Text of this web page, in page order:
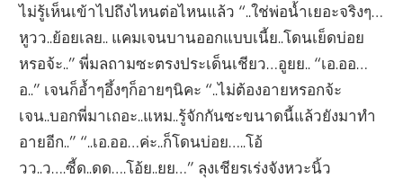
ไม่รู้เห็นเข้าไปถึงไหนต่อไหนแล้ว “..ใช่พ่อน้ำเยอะจริงๆ…
หูวว..ย้อยเลย.. แคมเจนบานออกแบบเนี้ย..โดนเย็ดบ่อย
หรอจ้ะ..” พี่มลถามซะตรงประเด็นเชียว…อูยย.. “เอ.ออ…
อ..” เจนก็อ้ำๆอึ้งๆก็อายๆนิคะ “..ไม่ต้องอายหรอกจ้ะ
เจน..บอกพี่มาเถอะ..แหม..รู้จักกันซะขนาดนี้แล้วยังมาทำ
อายอีก..” “..เอ.ออ…ค่ะ..ก็โดนบ่อย…..โอ้
วว..ว….ซี้ด..ดด….โอ้ย..ยย…” ลุงเชียรเร่งจังหวะนิ้ว